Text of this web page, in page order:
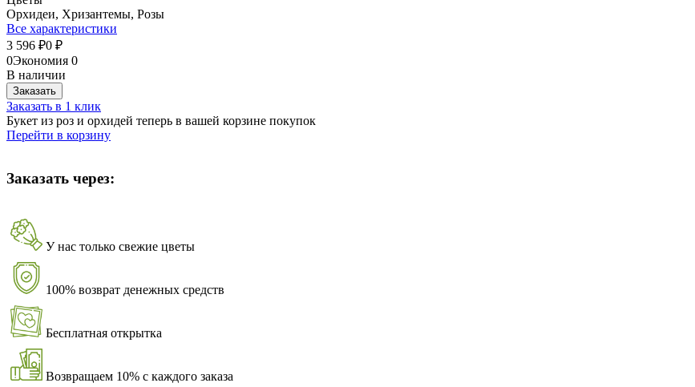
Орхидеи, Хризантемы, Розы
Все характеристики
3 596 ₽0 ₽
0Экономия 0
В наличии
Заказать
Заказать в 1 клик
Букет из роз и орхидей теперь в вашей корзине покупок
Перейти в корзину
Заказать через:
У нас только свежие цветы
100% возврат денежных средств
Бесплатная открытка
Возвращаем 10% с каждого заказа